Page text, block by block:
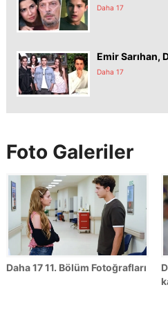
Daha 17
Emir Sarıhan,
Daha 17
Foto Galeriler
Daha 17 11. Bölüm Fotoğrafları